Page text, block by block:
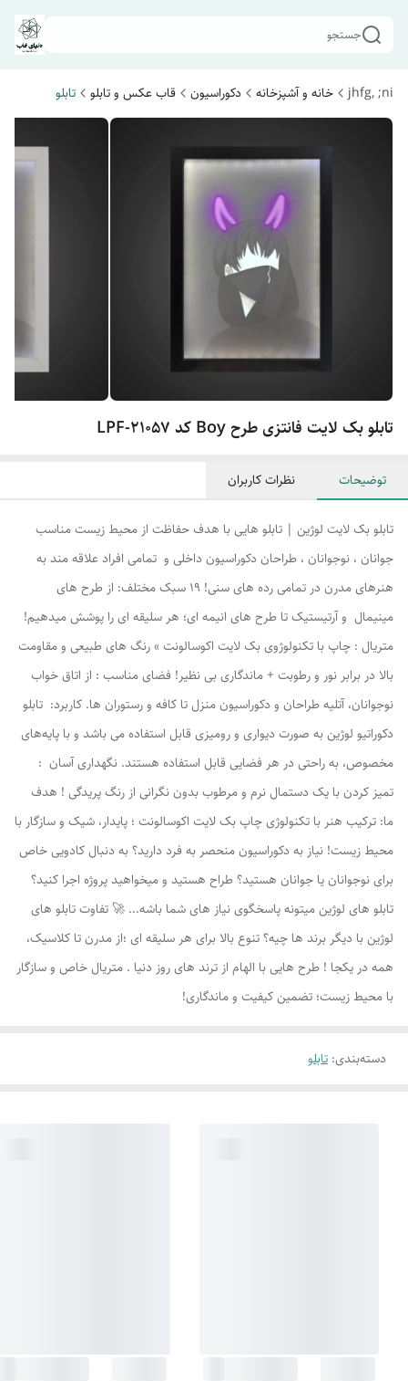
جستجو
jhfg, ;ni خانه و آشپزخانه دکوراسیون قاب عکس و تابلو تابلو
تابلو بک لایت فانتزی طرح Boy کد LPF-21057
توضیحات نظرات کاربران
تابلو بک لایت لوژین | تابلو هایی با هدف حفاظت از محیط زیست مناسب
جوانان ، نوجوانان ، طراحان دکوراسیون داخلی و تمامی افراد علاقه مند به
هنرهای مدرن در تمامی رده های سنی! ۱۹ سبک مختلف: از طرح های
مینیمال و آرتیستیک تا طرح های انیمه ای؛ هر سلیقه ای را پوشش میدهیم!
متریال : چاپ با تکنولوژوی بک لایت اکوسالونت » رنگ های طبیعی و مقاومت
بالا در برابر نور و رطوبت + ماندگاری بی نظیر! فضای مناسب : از اتاق خواب
نوجوانان، آتلیه طراحان و دکوراسیون منزل تا کافه و رستوران ها. کاربرد: تابلو
دکوراتیو لوژین به صورت دیواری و رومیزی قابل استفاده می باشد و با پایه‌های
مخصوص، به راحتی در هر فضایی قابل استفاده هستند. نگهداری آسان :
تمیز کردن با یک دستمال نرم و مرطوب بدون نگرانی از رنگ پریدگی ! هدف
ما: ترکیب هنر با تکنولوژی چاپ بک لایت اکوسالونت ؛ پایدار، شیک و سازگار با
محیط زیست! نیاز به دکوراسیون منحصر به فرد دارید؟ به دنبال کادویی خاص
برای نوجوانان یا جوانان هستید؟ طراح هستید و میخواهید پروژه اجرا کنید؟
تابلو های لوژين میتونه پاسخگوی نیاز های شما باشه... 🚀 تفاوت تابلو های
لوژين با دیگر برند ها چیه؟ تنوع بالا برای هر سلیقه ای ؛از مدرن تا کلاسیک،
همه در یکجا ! طرح هایی با الهام از ترند های روز دنیا . متریال خاص و سازگار
با محیط زیست؛ تضمین کیفیت و ماندگاری!
دسته‌بندی: تابلو